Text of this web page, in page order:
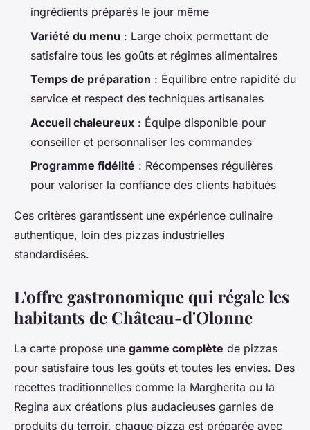
ingrédients préparés le jour même
Variété du menu : Large choix permettant de
satisfaire tous les goûts et régimes alimentaires
Temps de préparation : Équilibre entre rapidité du
service et respect des techniques artisanales
Accueil chaleureux : Équipe disponible pour
conseiller et personnaliser les commandes
Programme fidélité : Récompenses régulières
pour valoriser la confiance des clients habitués
Ces critères garantissent une expérience culinaire
authentique, loin des pizzas industrielles
standardisées.
L'offre gastronomique qui régale les
habitants de Château-d'Olonne
La carte propose une gamme complète de pizzas
pour satisfaire tous les goûts et toutes les envies. Des
recettes traditionnelles comme la Margherita ou la
Regina aux créations plus audacieuses garnies de
produits du terroir, chaque pizza est préparée avec